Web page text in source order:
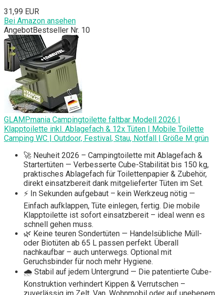
31,99 EUR
Bei Amazon ansehen
AngebotBestseller Nr. 10
GLAMPmania Campingtoilette faltbar Modell 2026 |
Klapptoilette inkl. Ablagefach & 12x Tüten | Mobile Toilette
Camping WC | Outdoor, Festival, Stau, Notfall | Größe M grün
🚀 Neuheit 2026 – Campingtoilette mit Ablagefach &
Startertüten — Verbesserte Cube-Stabilität bis 150 kg,
praktisches Ablagefach für Toilettenpapier & Zubehör,
direkt einsatzbereit dank mitgelieferter Tüten im Set.
⚡ In Sekunden aufgebaut – kein Werkzeug nötig —
Einfach aufklappen, Tüte einlegen, fertig. Die mobile
Klapptoilette ist sofort einsatzbereit – ideal wenn es
schnell gehen muss.
🌿 Keine teuren Sondertüten — Handelsübliche Müll-
oder Biotüten ab 65 L passen perfekt. Überall
nachkaufbar – auch unterwegs. Optional mit
Geruchsbinder für noch mehr Hygiene.
🌧️ Stabil auf jedem Untergrund — Die patentierte Cube-
Konstruktion verhindert Kippen & Verrutschen –